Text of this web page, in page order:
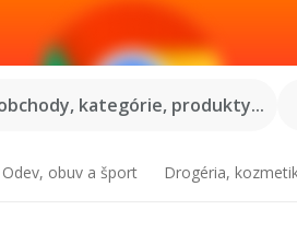
kategórie, produkty...
Odev, obuv a šport Drogéria,